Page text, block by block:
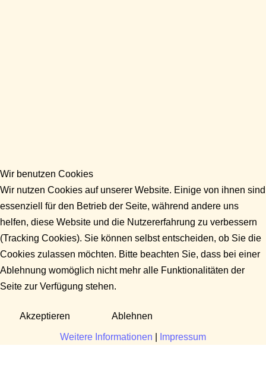
Wir benutzen Cookies
Wir nutzen Cookies auf unserer Website. Einige von ihnen sind
essenziell für den Betrieb der Seite, während andere uns
helfen, diese Website und die Nutzererfahrung zu verbessern
(Tracking Cookies). Sie können selbst entscheiden, ob Sie die
Cookies zulassen möchten. Bitte beachten Sie, dass bei einer
Ablehnung womöglich nicht mehr alle Funktionalitäten der
Seite zur Verfügung stehen.
Akzeptieren Ablehnen
Weitere Informationen Impressum